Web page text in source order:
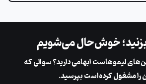
خوش‌حال می‌شویم
لیمو‌هاست ابهامی دارید؟ سوالی که
را مشغول کرده‌است بپرسید.